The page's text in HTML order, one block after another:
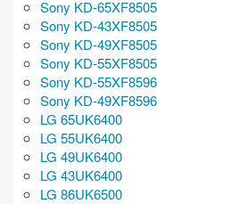
Sony KD-65XF8505
Sony KD-43XF8505
Sony KD-49XF8505
Sony KD-55XF8505
Sony KD-55XF8596
Sony KD-49XF8596
LG 65UK6400
LG 55UK6400
LG 49UK6400
LG 43UK6400
LG 86UK6500